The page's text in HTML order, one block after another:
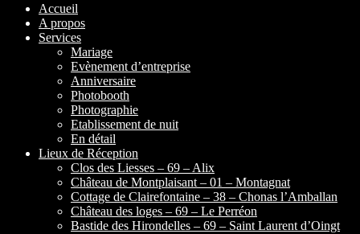
Accueil
A propos
Services
Mariage
Evènement d’entreprise
Anniversaire
Photobooth
Photographie
Etablissement de nuit
En détail
Lieux de Réception
Clos des Liesses – 69 – Alix
Château de Montplaisant – 01 – Montagnat
Cottage de Clairefontaine – 38 – Chonas l’Amballan
Château des loges – 69 – Le Perréon
Bastide des Hirondelles – 69 – Saint Laurent d’Oingt